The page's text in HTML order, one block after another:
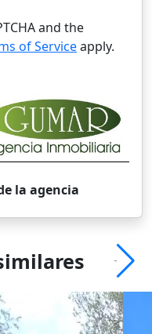
and the
of Serviceapply.
la agencia